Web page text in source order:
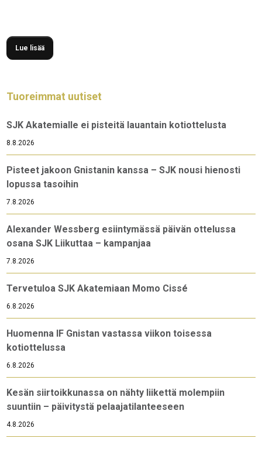
Lue lisää
Tuoreimmat uutiset
SJK Akatemialle ei pisteitä lauantain kotiottelusta
8.8.2026
Pisteet jakoon Gnistanin kanssa – SJK nousi hienosti
lopussa tasoihin
7.8.2026
Alexander Wessberg esiintymässä päivän ottelussa
osana SJK Liikuttaa – kampanjaa
7.8.2026
Tervetuloa SJK Akatemiaan Momo Cissé
6.8.2026
Huomenna IF Gnistan vastassa viikon toisessa
kotiottelussa
6.8.2026
Kesän siirtoikkunassa on nähty liikettä molempiin
suuntiin – päivitystä pelaajatilanteeseen
4.8.2026